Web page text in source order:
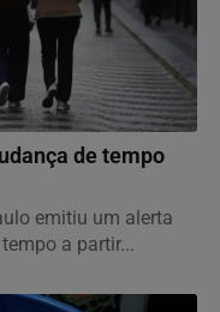
de tempo
emitiu um alerta
a partir...